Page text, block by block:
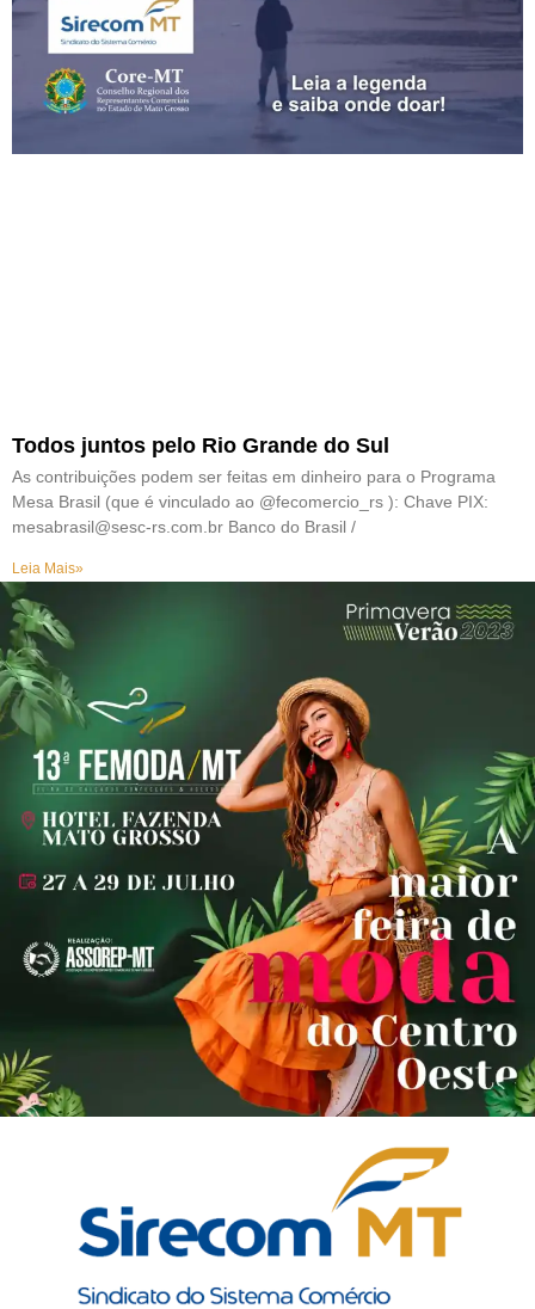
Todos juntos pelo Rio Grande do Sul
As contribuições podem ser feitas em dinheiro para o Programa
Mesa Brasil (que é vinculado ao @fecomercio_rs ): Chave PIX:
mesabrasil@sesc-rs.com.br Banco do Brasil /
Leia Mais»